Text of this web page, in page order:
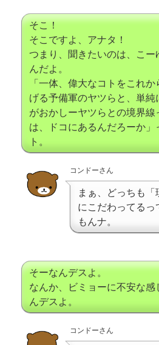
そこ！
そこですよ、アナタ！
つまり、聞きたいのは、こー
んだよ。
「一体、偉大なコトをこれか
げる予備軍のヤツらと、単純
がおかしーヤツらとの境界線
は、ドコにあるんだろーか」
ト。
コンドーさん
まぁ、どっちも「
にこだわってる
もんナ。
そーなんデスよ。
なんか、ビミョーに不安な感
んデスよ。
コンドーさん